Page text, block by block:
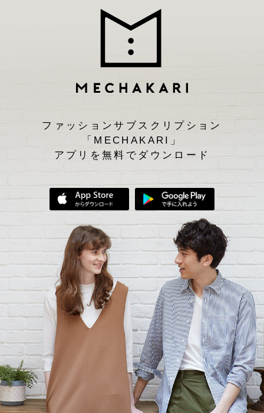
ファッションサブスクリプション
「MECHAKARI」
アプリを無料でダウンロード
App Storeからダウンロード